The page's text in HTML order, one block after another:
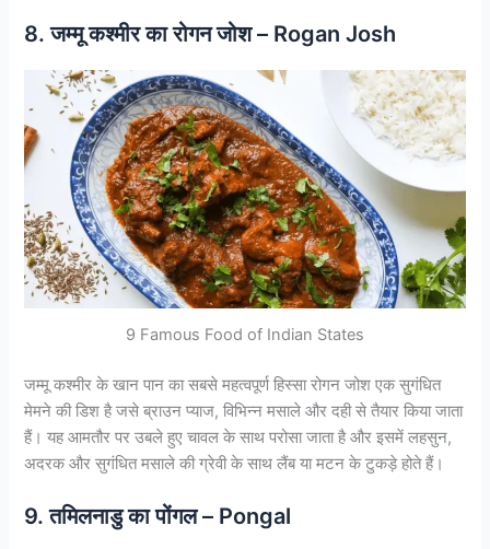
8. जम्मू कश्मीर का रोगन जोश – Rogan Josh
9 Famous Food of Indian States
जम्मू कश्मीर के खान पान का सबसे महत्वपूर्ण हिस्सा रोगन जोश एक सुगंधित
मेमने की डिश है जसे ब्राउन प्याज, विभिन्न मसाले और दही से तैयार किया जाता
हैं। यह आमतौर पर उबले हुए चावल के साथ परोसा जाता है और इसमें लहसुन,
अदरक और सुगंधित मसाले की ग्रेवी के साथ लैंब या मटन के टुकड़े होते हैं।
9. तमिलनाडु का पोंगल – Pongal